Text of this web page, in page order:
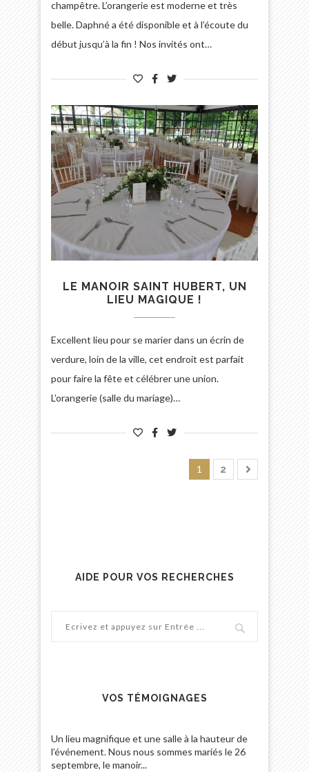
champêtre. L’orangerie est moderne et très
belle. Daphné a été disponible et à l’écoute du
début jusqu’à la fin ! Nos invités ont…
LE MANOIR SAINT HUBERT, UN
LIEU MAGIQUE !
Excellent lieu pour se marier dans un écrin de
verdure, loin de la ville, cet endroit est parfait
pour faire la fête et célébrer une union.
L’orangerie (salle du mariage)…
1 2
AIDE POUR VOS RECHERCHES
VOS TÉMOIGNAGES
Un lieu magnifique et une salle à la hauteur de
l’événement. Nous nous sommes mariés le 26
septembre, le manoir...
Nous venons de célébrer notre mariage dans
cet endroit magnifique ! Que dire de plus que ça
été un moment...